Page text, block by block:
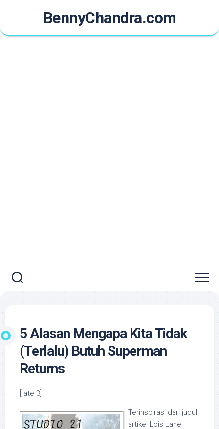
content
BennyChandra.com
5 Alasan Mengapa Kita Tidak
(Terlalu) Butuh Superman
Returns
[rate 3]
Terinspirasi dari judul
artikel Lois Lane